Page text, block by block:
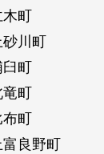
町
川町
町
町
布町
良野町